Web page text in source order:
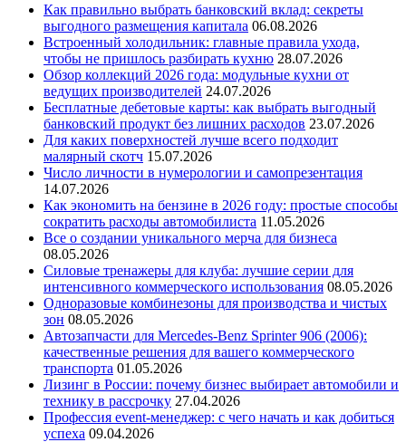
Как правильно выбрать банковский вклад: секреты
выгодного размещения капитала 06.08.2026
Встроенный холодильник: главные правила ухода,
чтобы не пришлось разбирать кухню 28.07.2026
Обзор коллекций 2026 года: модульные кухни от
ведущих производителей 24.07.2026
Бесплатные дебетовые карты: как выбрать выгодный
банковский продукт без лишних расходов 23.07.2026
Для каких поверхностей лучше всего подходит
малярный скотч 15.07.2026
Число личности в нумерологии и самопрезентация
14.07.2026
Как экономить на бензине в 2026 году: простые способы
сократить расходы автомобилиста 11.05.2026
Все о создании уникального мерча для бизнеса
08.05.2026
Силовые тренажеры для клуба: лучшие серии для
интенсивного коммерческого использования 08.05.2026
Одноразовые комбинезоны для производства и чистых
зон 08.05.2026
Автозапчасти для Mercedes-Benz Sprinter 906 (2006):
качественные решения для вашего коммерческого
транспорта 01.05.2026
Лизинг в России: почему бизнес выбирает автомобили и
технику в рассрочку 27.04.2026
Профессия event-менеджер: с чего начать и как добиться
успеха 09.04.2026